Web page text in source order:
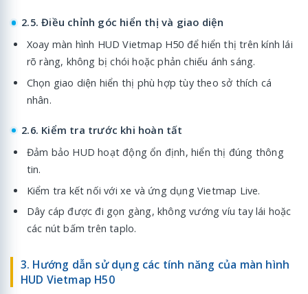
2.5. Điều chỉnh góc hiển thị và giao diện
Xoay màn hình HUD Vietmap H50 để hiển thị trên kính lái
rõ ràng, không bị chói hoặc phản chiếu ánh sáng.
Chọn giao diện hiển thị phù hợp tùy theo sở thích cá
nhân.
2.6. Kiểm tra trước khi hoàn tất
Đảm bảo HUD hoạt động ổn định, hiển thị đúng thông
tin.
Kiểm tra kết nối với xe và ứng dụng Vietmap Live.
Dây cáp được đi gọn gàng, không vướng víu tay lái hoặc
các nút bấm trên taplo.
3. Hướng dẫn sử dụng các tính năng của màn hình
HUD Vietmap H50